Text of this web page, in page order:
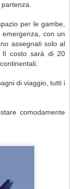
per le gambe,
con un
assegnati solo al
Il costo sarà di 20
di viaggio, tutti i
comodamente